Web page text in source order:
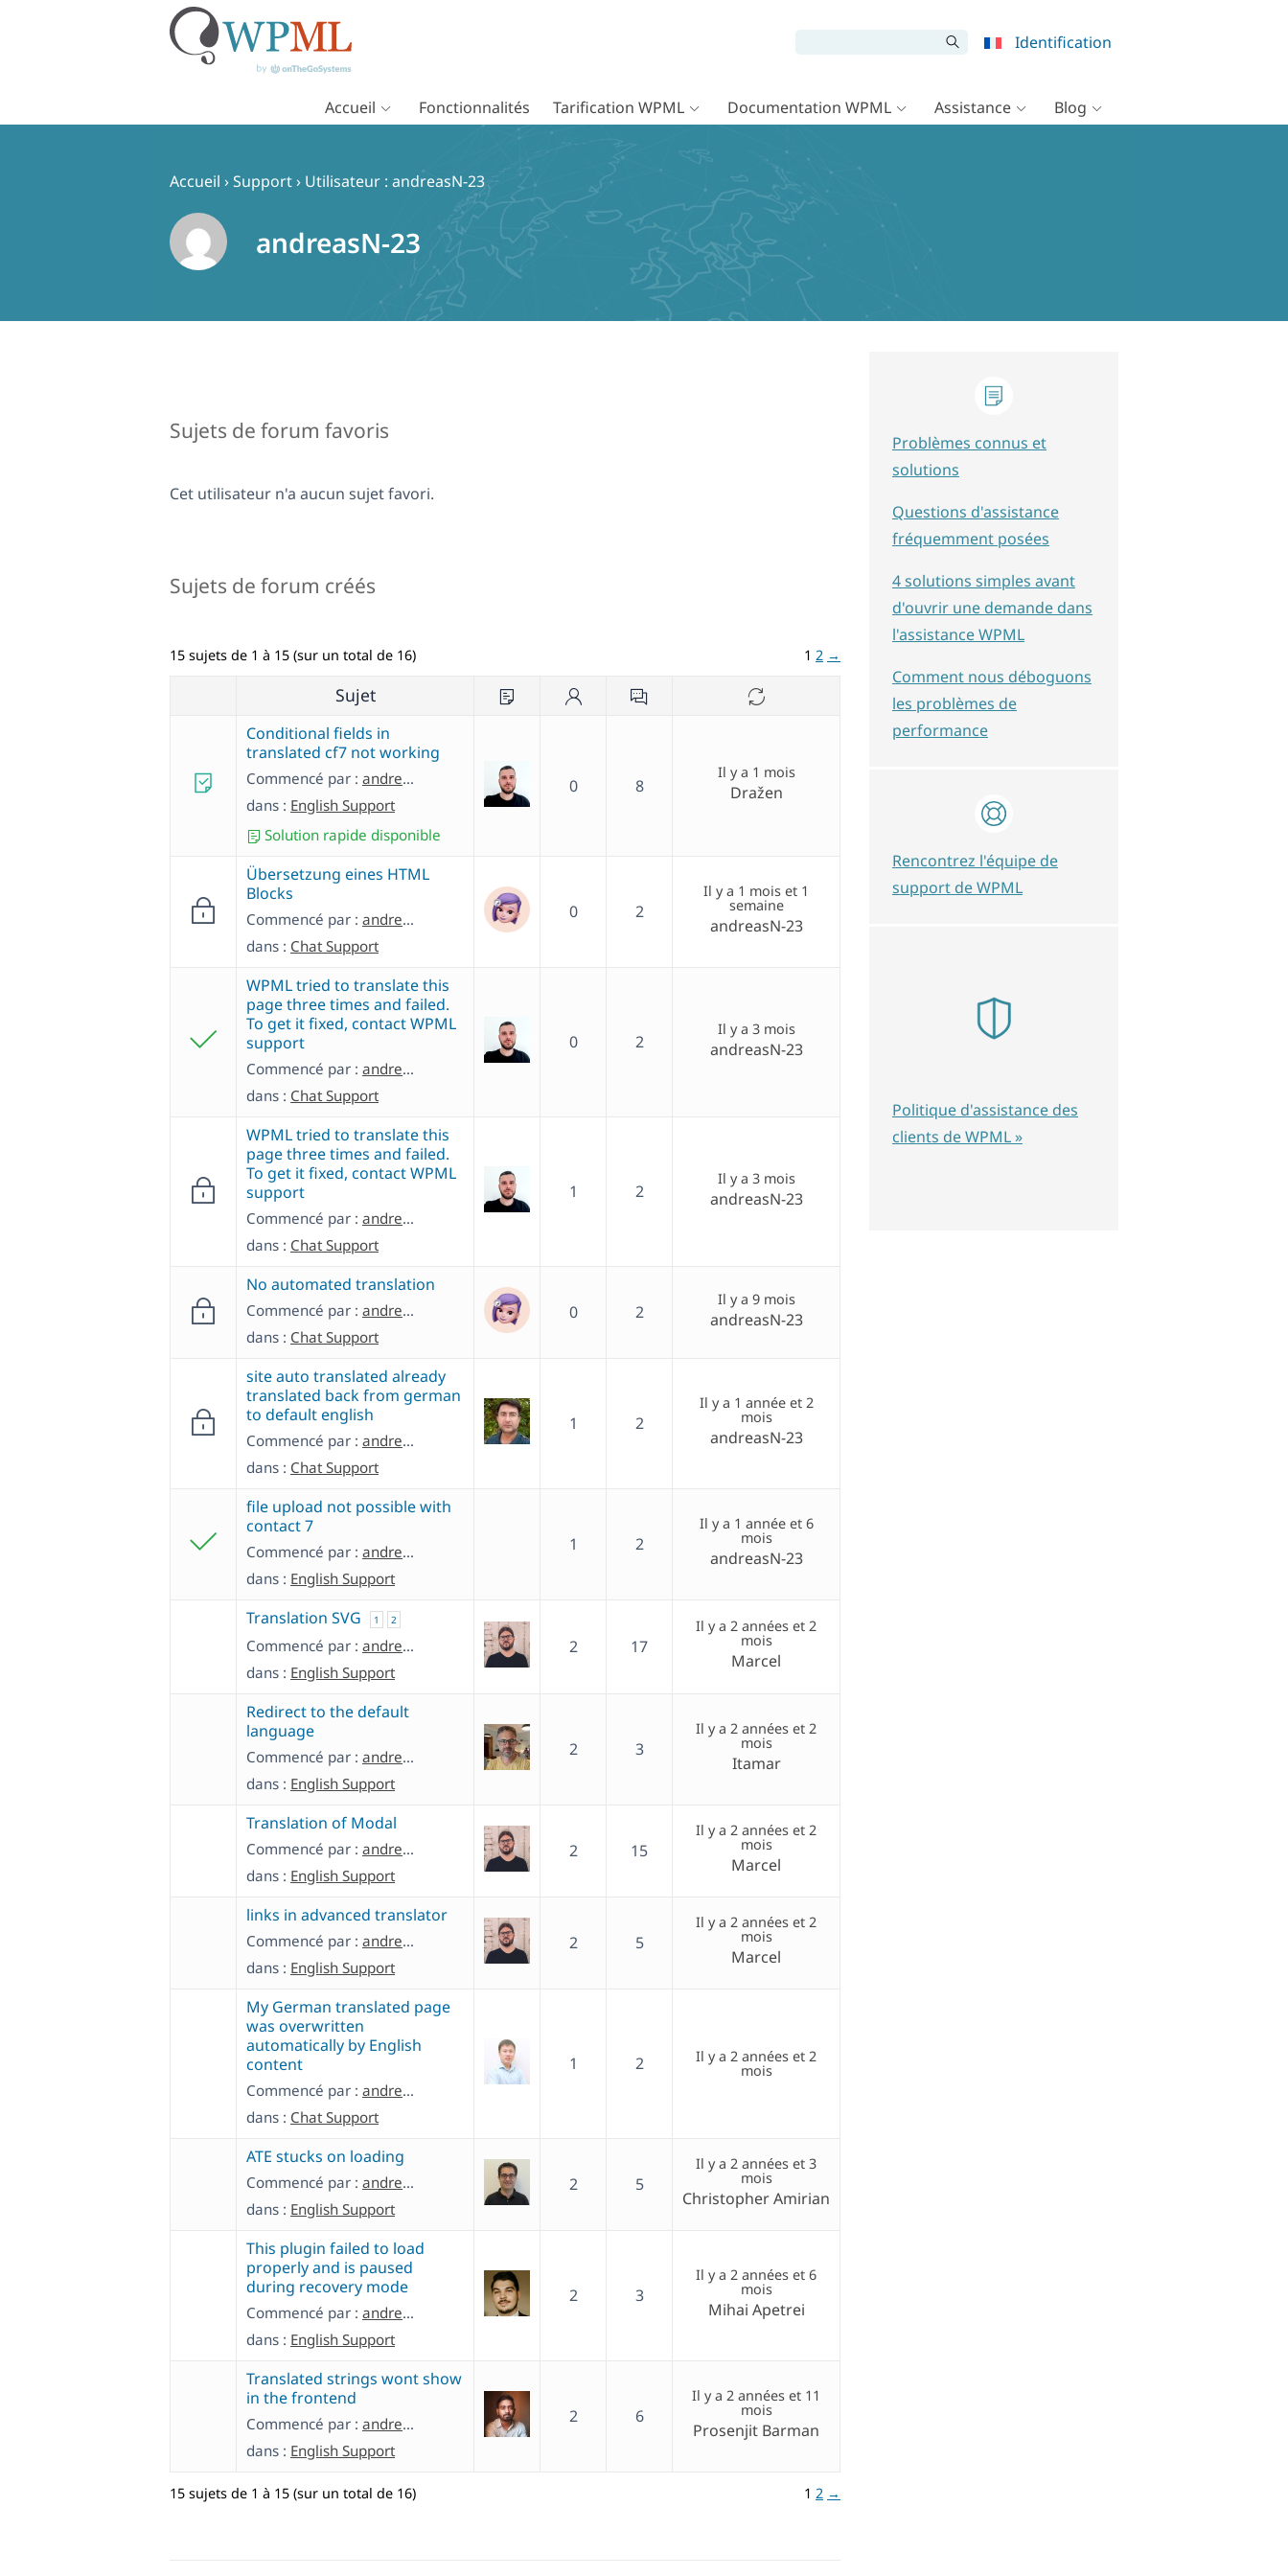
Identification
Accueil Fonctionnalités Tarification WPML Documentation WPML Assistance Blog
Accueil ›Support› Utilisateur : andreasN-23
andreasN-23
Sujets de forum favoris
Cet utilisateur n'a aucun sujet favori.
Sujets de forum créés
15 sujets de 1 à 15 (sur un total de 16) 1 2 →
Sujet
Conditional fields in
translated cf7 not working
Commencé par : andreasN-23
dans : English Support
Solution rapide disponible
0 8
Il y a 1 mois
Dražen
Übersetzung eines HTML
Blocks
Commencé par : andreasN-23
dans : Chat Support
0 2
Il y a 1 mois et 1
semaine
andreasN-23
WPML tried to translate this
page three times and failed.
To get it fixed, contact WPML
support
Commencé par : andreasN-23
dans : Chat Support
0 2
Il y a 3 mois
andreasN-23
WPML tried to translate this
page three times and failed.
To get it fixed, contact WPML
support
Commencé par : andreasN-23
dans : Chat Support
1 2
Il y a 3 mois
andreasN-23
No automated translation
Commencé par : andreasN-23
dans : Chat Support
0 2
Il y a 9 mois
andreasN-23
site auto translated already
translated back from german
to default english
Commencé par : andreasN-23
dans : Chat Support
1 2
Il y a 1 année et 2
mois
andreasN-23
file upload not possible with
contact 7
Commencé par : andreasN-23
dans : English Support
1 2
Il y a 1 année et 6
mois
andreasN-23
Translation SVG 1 2
Commencé par : andreasN-23
dans : English Support
2 17
Il y a 2 années et 2
mois
Marcel
Redirect to the default
language
Commencé par : andreasN-23
dans : English Support
2 3
Il y a 2 années et 2
mois
Itamar
Translation of Modal
Commencé par : andreasN-23
dans : English Support
2 15
Il y a 2 années et 2
mois
Marcel
links in advanced translator
Commencé par : andreasN-23
dans : English Support
2 5
Il y a 2 années et 2
mois
Marcel
My German translated page
was overwritten
automatically by English
content
Commencé par : andreasN-23
dans : Chat Support
1 2 Il y a 2 années et 2
mois
ATE stucks on loading
Commencé par : andreasN-23
dans : English Support
2 5
Il y a 2 années et 3
mois
Christopher Amirian
This plugin failed to load
properly and is paused
during recovery mode
Commencé par : andreasN-23
dans : English Support
2 3
Il y a 2 années et 6
mois
Mihai Apetrei
Translated strings wont show
in the frontend
Commencé par : andreasN-23
dans : English Support
2 6
Il y a 2 années et 11
mois
Prosenjit Barman
15 sujets de 1 à 15 (sur un total de 16) 1 2 →
Problèmes connus et
solutions
Questions d'assistance
fréquemment posées
4 solutions simples avant
d'ouvrir une demande dans
l'assistance WPML
Comment nous déboguons
les problèmes de
performance
Rencontrez l'équipe de
support de WPML
Politique d'assistance des
clients de WPML »